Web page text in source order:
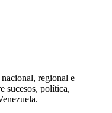
regional e
sucesos, política,